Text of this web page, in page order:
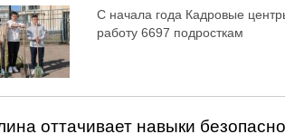
С начала года Кадровые
работу 6697 подросткам
оттачивает навыки